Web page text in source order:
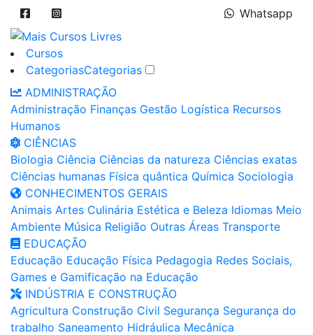
Whatsapp
Cursos
CategoriasCategorias
ADMINISTRAÇÃO
Administração Finanças Gestão Logística Recursos
Humanos
CIÊNCIAS
Biologia Ciência Ciências da natureza Ciências exatas
Ciências humanas Física quântica Química Sociologia
CONHECIMENTOS GERAIS
Animais Artes Culinária Estética e Beleza Idiomas Meio
Ambiente Música Religião Outras Áreas Transporte
EDUCAÇÃO
Educação Educação Física Pedagogia Redes Sociais,
Games e Gamificação na Educação
INDÚSTRIA E CONSTRUÇÃO
Agricultura Construção Civil Segurança Segurança do
trabalho Saneamento Hidráulica Mecânica